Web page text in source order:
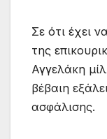
Σε ότι έχει
της
Αγγελάκη
βέβαιη
ασφάλισης.